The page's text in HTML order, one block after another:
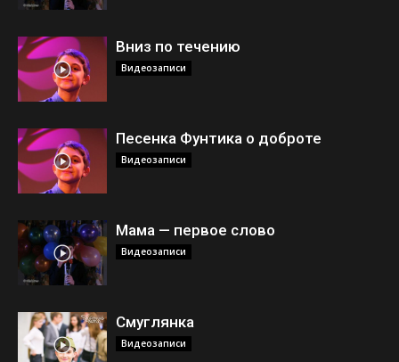
Вниз по течению
Видеозаписи
Песенка Фунтика о доброте
Видеозаписи
Мама — первое слово
Видеозаписи
Смуглянка
Видеозаписи